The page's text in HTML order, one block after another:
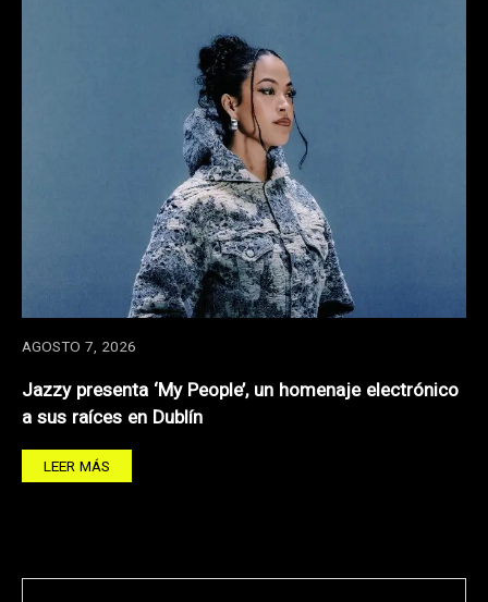
AGOSTO 7, 2026
Jazzy presenta ‘My People’, un homenaje electrónico
a sus raíces en Dublín
LEER MÁS